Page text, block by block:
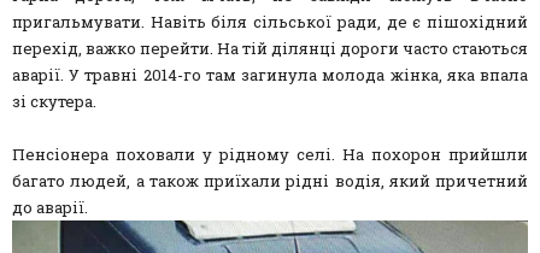
пригальмувати. Навіть біля сільської ради, де є пішохідний
перехід, важко перейти. На тій ділянці дороги часто стаються
аварії. У травні 2014-го там загинула молода жінка, яка впала
зі скутера.
Пенсіонера поховали у рідному селі. На похорон прийшли
багато людей, а також приїхали рідні водія, який причетний
до аварії.